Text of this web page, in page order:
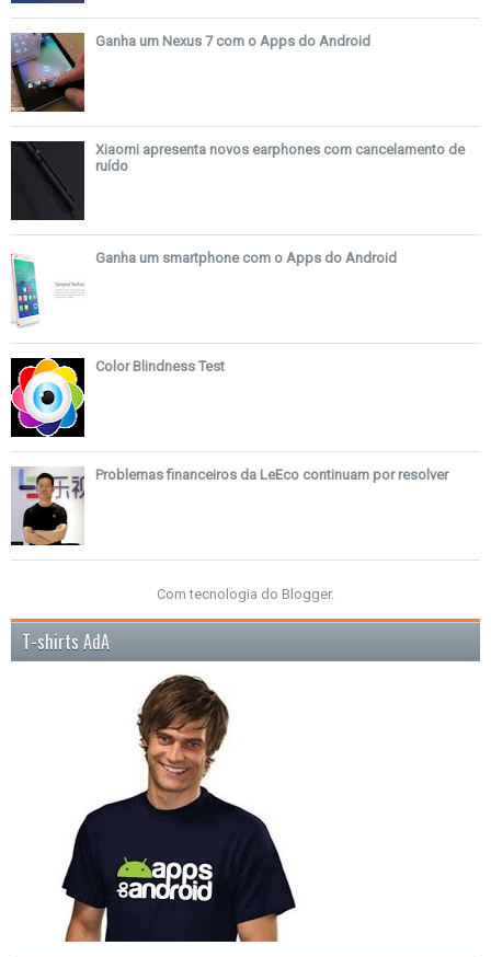
Ganha um Nexus 7 com o Apps do Android
Xiaomi apresenta novos earphones com cancelamento de
ruído
Ganha um smartphone com o Apps do Android
Color Blindness Test
Problemas financeiros da LeEco continuam por resolver
Com tecnologia do Blogger.
T-shirts AdA